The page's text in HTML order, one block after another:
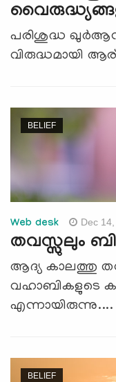
പരിശുദ്ധ
വിരുദ്ധമായി
BELIEF
Web desk Dec 14,
തവസ്സുലും
ആദ്യ കാലത്തു
വഹാബികളുടെ
എന്നായിരുന്നു....
BELIEF